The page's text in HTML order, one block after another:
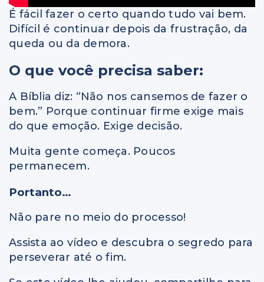
É fácil fazer o certo quando tudo vai bem.
Difícil é continuar depois da frustração, da
queda ou da demora.
O que você precisa saber:
A Bíblia diz: “Não nos cansemos de fazer o
bem.” Porque continuar firme exige mais
do que emoção. Exige decisão.
Muita gente começa. Poucos
permanecem.
Portanto…
Não pare no meio do processo!
Assista ao vídeo e descubra o segredo para
perseverar até o fim.